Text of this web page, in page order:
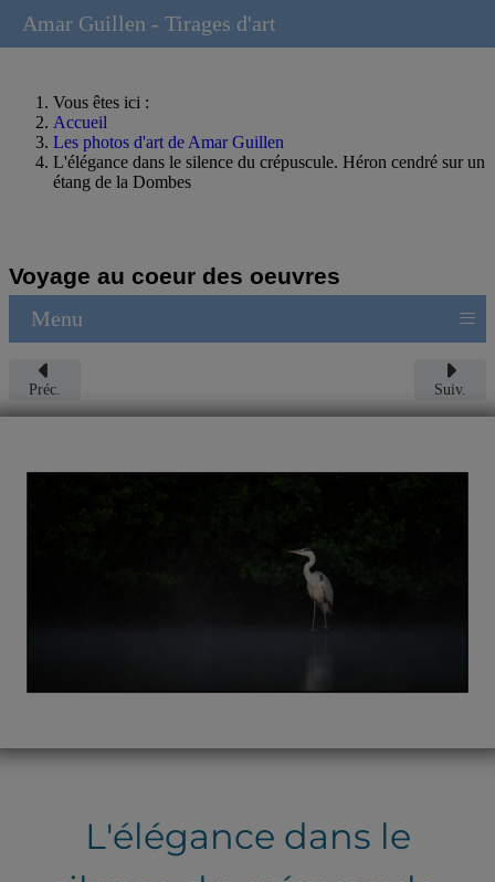
Vous êtes ici :
Accueil
Les photos d'art de Amar Guillen
L'élégance dans le silence du crépuscule. Héron cendré sur un
étang de la Dombes
Voyage au coeur des oeuvres
Menu ≡
Préc. Suiv.
L'élégance dans le
Amar Guillen - Tirages d'art